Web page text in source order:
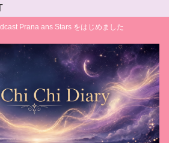
Prana ans Stars をはじめました